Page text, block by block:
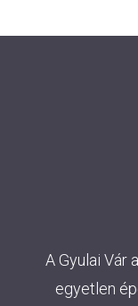
A Gyulai Vár
egyetlen